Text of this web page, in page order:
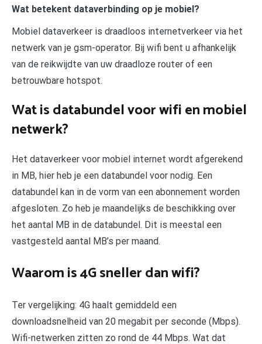
Wat betekent dataverbinding op je mobiel?
Mobiel dataverkeer is draadloos internetverkeer via het
netwerk van je gsm-operator. Bij wifi bent u afhankelijk
van de reikwijdte van uw draadloze router of een
betrouwbare hotspot.
Wat is databundel voor wifi en mobiel
netwerk?
Het dataverkeer voor mobiel internet wordt afgerekend
in MB, hier heb je een databundel voor nodig. Een
databundel kan in de vorm van een abonnement worden
afgesloten. Zo heb je maandelijks de beschikking over
het aantal MB in de databundel. Dit is meestal een
vastgesteld aantal MB’s per maand.
Waarom is 4G sneller dan wifi?
Ter vergelijking: 4G haalt gemiddeld een
downloadsnelheid van 20 megabit per seconde (Mbps).
Wifi-netwerken zitten zo rond de 44 Mbps. Wat dat